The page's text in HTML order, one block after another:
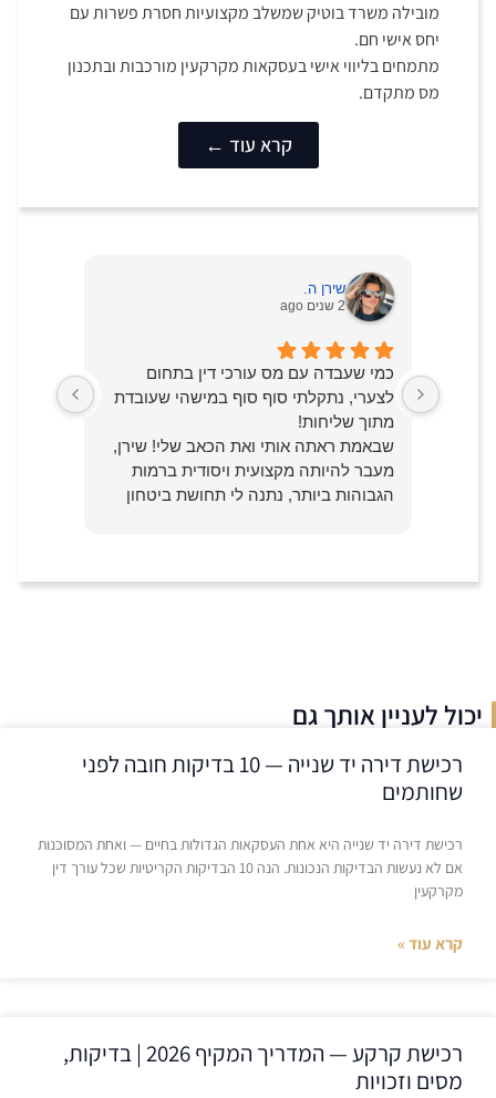
מובילה משרד בוטיק שמשלב מקצועיות חסרת פשרות עם
יחס אישי חם.
מתמחים בליווי אישי בעסקאות מקרקעין מורכבות ובתכנון
מס מתקדם.
קרא עוד ←
שירן ה.
2 שנים ago
כמי שעבדה עם מס עורכי דין בתחום
לצערי, נתקלתי סוף סוף במישהי שעובדת
מתוך שליחות!
שבאמת ראתה אותי ואת הכאב שלי! שירן,
מעבר להיותה מקצועית ויסודית ברמות
הגבוהות ביותר, נתנה לי תחושת ביטחון
ממליצה בחום!
מאליו.
יכול לעניין אותך גם
רכישת דירה יד שנייה — 10 בדיקות חובה לפני
שחותמים
רכישת דירה יד שנייה היא אחת העסקאות הגדולות בחיים — ואחת המסוכנות
אם לא נעשות הבדיקות הנכונות. הנה 10 הבדיקות הקריטיות שכל עורך דין
מקרקעין
קרא עוד »
רכישת קרקע — המדריך המקיף 2026 | בדיקות,
מסים וזכויות